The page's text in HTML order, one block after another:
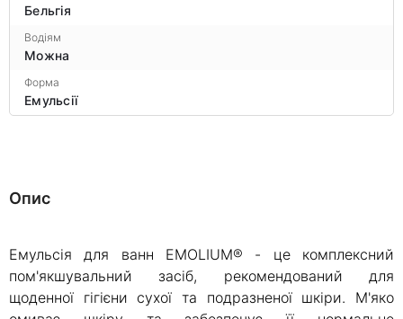
Бельгія
Водіям
Можна
Форма
Емульсії
Опис
Емульсія для ванн EMOLIUM® - це комплексний
пом'якшувальний засіб, рекомендований для
щоденної гігієни сухої та подразненої шкіри. М'яко